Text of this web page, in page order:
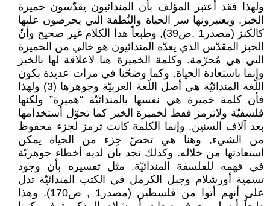
ولهذا فقد أعتبر المؤلف بأن المندائيون يقدّسون خميرة
الخبز, ويعتبرونها سر الحياة والنُطفة التي يحرصون عليها
كالكنز (مصدر1 ,ص39), وطبعاً هذا الكلام غير صحيح وأنّ
الخبز المقدّس الذي يعدّه المندائيون هو خالي من الخميرة
التي هي مُحرّمة. وكلمة الخميرة هنا لاعلاقة لها بالخبز
وإنما باستعادة الحياة. وكما وضحّنا في مرات عديدة بكون
اللّغة المندائيّة هي أصل اللّغة العربيّة وجوهرها (3) ولهذا
فأن كلمة خميرة هي نفسها بالمندائيّة “هميرة” ولكنها
فلسفيّة ولاترمز فقط لخميرة الخبز كما تحوّل أستخدامها
بعد آلاف السنين. وإنما الكلمة كانت ترمز لجزء محفوظ
من الشيء, وهنا هي تخصّ جزء من الحياة يمكن
استعادتها من خلاله. وكذلك نجد بأن لديه أخطاء جوهريّة
في فهمه للفلسفة المندائيّة. مثل تفسيره بأن وجود
تسمية أورشلام وجبل الكرمل في الكتب المندائيّة تدل
على أنهم أتوا من فلسطين (مصدر1 , ص170). وهذا